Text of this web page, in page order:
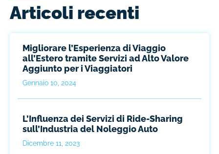
Articoli recenti
Migliorare l’Esperienza di Viaggio
all’Estero tramite Servizi ad Alto Valore
Aggiunto per i Viaggiatori
Gennaio 10, 2024
L’Influenza dei Servizi di Ride-Sharing
sull’Industria del Noleggio Auto
Dicembre 11, 2023